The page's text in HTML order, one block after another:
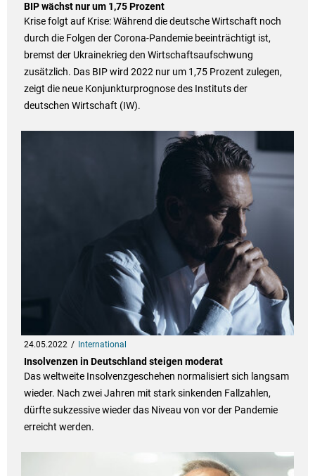
BIP wächst nur um 1,75 Prozent
Krise folgt auf Krise: Während die deutsche Wirtschaft noch
durch die Folgen der Corona-Pandemie beeinträchtigt ist,
bremst der Ukrainekrieg den Wirtschaftsaufschwung
zusätzlich. Das BIP wird 2022 nur um 1,75 Prozent zulegen,
zeigt die neue Konjunkturprognose des Instituts der
deutschen Wirtschaft (IW).
24.05.2022 International
Insolvenzen in Deutschland steigen moderat
Das weltweite Insolvenzgeschehen normalisiert sich langsam
wieder. Nach zwei Jahren mit stark sinkenden Fallzahlen,
dürfte sukzessive wieder das Niveau von vor der Pandemie
erreicht werden.